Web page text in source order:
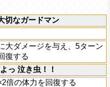
切なガードマン
大ダメージを与え、5ターン
復する
っ 泣き虫！！
倍の体力を回復する